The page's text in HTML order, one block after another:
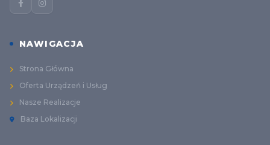
NAWIGACJA
Strona Główna
Oferta Urządzeń i Usług
Nasze Realizacje
Baza Lokalizacji